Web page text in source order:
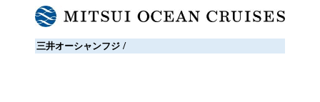
三井オーシャンフジ /